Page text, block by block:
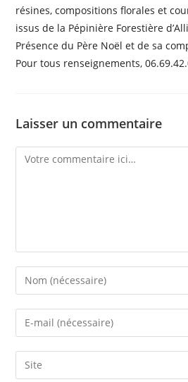
résines, compositions florales et
issus de la Pépinière Forestière
Présence du Père Noël et de sa
Pour tous renseignements,
Laisser un commentaire